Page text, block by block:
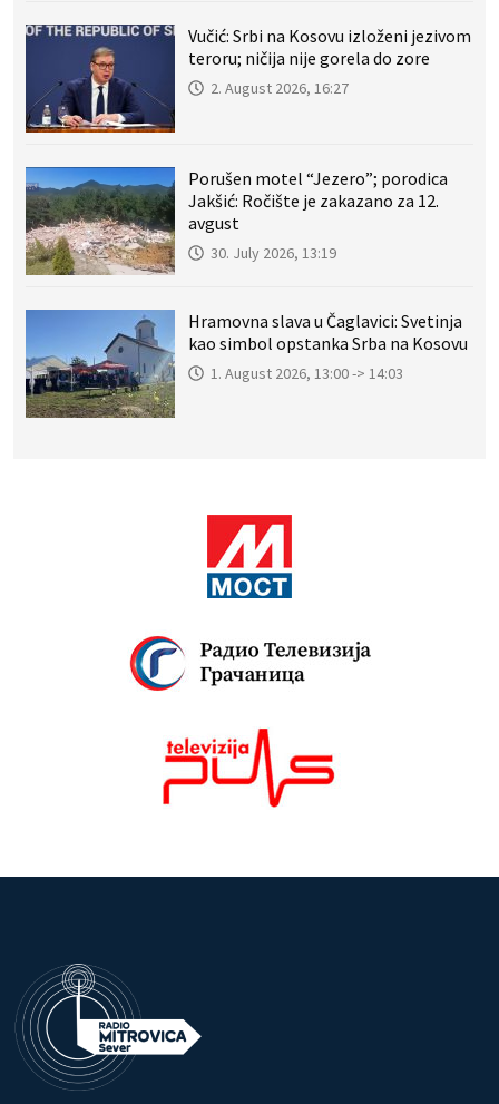
Vučić: Srbi na Kosovu izloženi jezivom
teroru; ničija nije gorela do zore
2. August 2026, 16:27
Porušen motel “Jezero”; porodica
Jakšić: Ročište je zakazano za 12.
avgust
30. July 2026, 13:19
Hramovna slava u Čaglavici: Svetinja
kao simbol opstanka Srba na Kosovu
1. August 2026, 13:00 -> 14:03